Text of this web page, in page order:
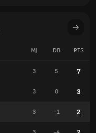
MJ DB PTS
3 5 7
3 0 3
3 -1 2